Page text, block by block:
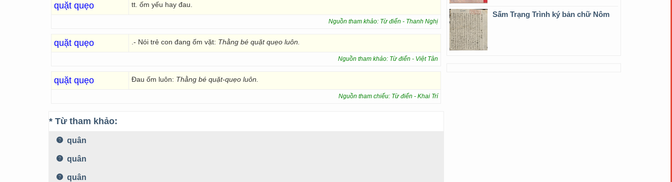
quặt quẹo tt. ốm yếu hay đau.
Nguồn tham khảo: Từ điển - Thanh Nghị
quặt quẹo .- Nói trẻ con đang ốm vặt: Thằng bé quặt quẹo luôn.
Nguồn tham khảo: Từ điển - Việt Tân
quặt quẹo Đau ốm luôn: Thằng bé quặt-quẹo luôn.
Nguồn tham chiếu: Từ điển - Khai Trí
* Từ tham khảo:
quân
quân
quân
Sấm Trạng Trình ký bản chữ Nôm